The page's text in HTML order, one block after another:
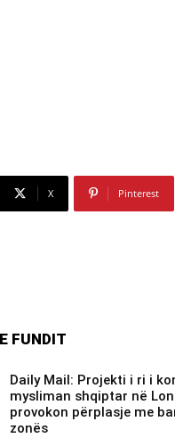
X Pinterest
FUNDIT
Daily Mail: Projekti i ri i
mysliman shqiptar në
provokon përplasje me
zonës